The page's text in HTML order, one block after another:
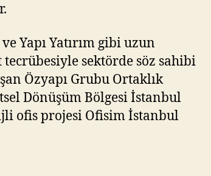
Yapı Yatırım gibi uzun
sektörde söz sahibi
Özyapı Grubu Ortaklık
Dönüşüm Bölgesi İstanbul
ofis projesi Ofisim İstanbul